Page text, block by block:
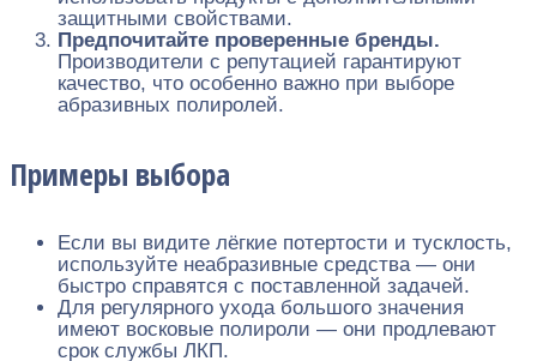
защитными свойствами.
Предпочитайте проверенные бренды.
Производители с репутацией гарантируют
качество, что особенно важно при выборе
абразивных полиролей.
Примеры выбора
Если вы видите лёгкие потертости и тусклость,
используйте неабразивные средства — они
быстро справятся с поставленной задачей.
Для регулярного ухода большого значения
имеют восковые полироли — они продлевают
срок службы ЛКП.